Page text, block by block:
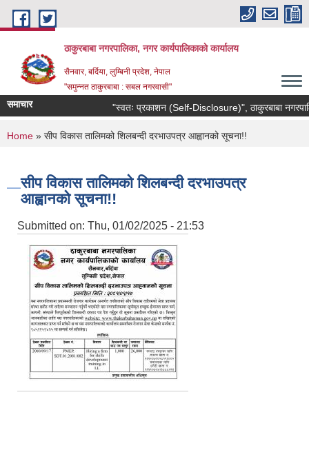
Skip to main content
ठाकुरबाबा नगरपालिका, नगर कार्यपालिकाकाे कार्यालय
सैनवार, बर्दिया, लुम्बिनी प्रदेश, नेपाल
"समुन्‍नत ठाकुरबाबा : सबल नगरवासी"
समाचार "स्वतः प्रकाशन (Self-Disclosure)", ठाकुरबाबा
You are here
Home » सीप विकास तालिमको शिलबन्दी दरभाउपत्र आह्वानको सूचना!!
सीप विकास तालिमको शिलबन्दी दरभाउपत्र
आह्वानको सूचना!!
Submitted on: Thu, 01/02/2025 - 21:53